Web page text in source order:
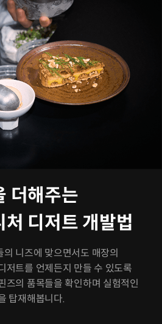
더해주는
디저트 개발법
니즈에 맞으면서도 매장의
저트를 언제든지 만들 수 있도록
즈의 품목들을 확인하며 실험적인
탑재해봅니다.